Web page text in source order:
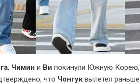
, Чимин и Ви покинули Южную Корею,
что Чонгуквылетел